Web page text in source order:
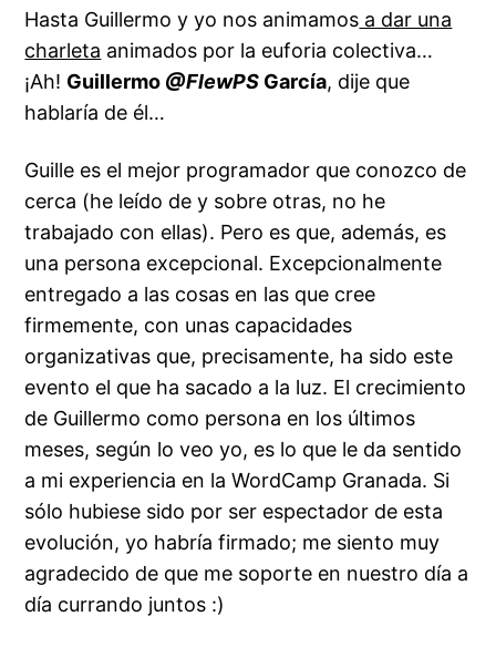
Hasta Guillermo y yo nos animamos a dar una
charleta animados por la euforia colectiva…
¡Ah! Guillermo @FlewPS García, dije que
hablaría de él…
Guille es el mejor programador que conozco de
cerca (he leído de y sobre otras, no he
trabajado con ellas). Pero es que, además, es
una persona excepcional. Excepcionalmente
entregado a las cosas en las que cree
firmemente, con unas capacidades
organizativas que, precisamente, ha sido este
evento el que ha sacado a la luz. El crecimiento
de Guillermo como persona en los últimos
meses, según lo veo yo, es lo que le da sentido
a mi experiencia en la WordCamp Granada. Si
sólo hubiese sido por ser espectador de esta
evolución, yo habría firmado; me siento muy
agradecido de que me soporte en nuestro día a
día currando juntos :)